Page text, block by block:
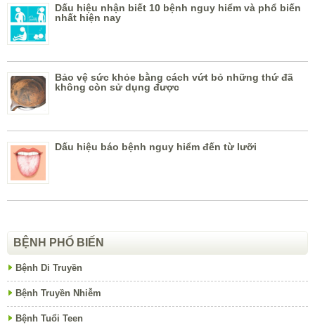
Dấu hiệu nhận biết 10 bệnh nguy hiểm và phổ biến
nhất hiện nay
Bảo vệ sức khỏe bằng cách vứt bỏ những thứ đã
không còn sử dụng được
Dấu hiệu báo bệnh nguy hiểm đến từ lưỡi
BỆNH PHỔ BIẾN
Bệnh Di Truyền
Bệnh Truyền Nhiễm
Bệnh Tuổi Teen